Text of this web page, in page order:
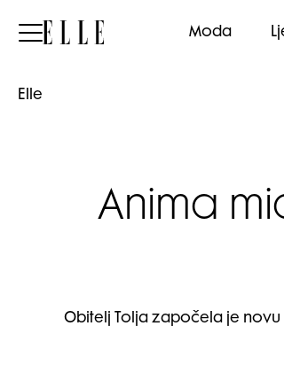
Elle Moda
Elle
Anima
Obitelj Tolja započela je novu